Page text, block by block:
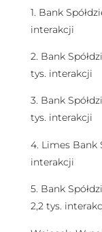
1. Bank
interakcji
2. Bank
tys. interakcji
3. Bank
tys. interakcji
4. Limes Bank
interakcji
5. Bank
2,2 tys.